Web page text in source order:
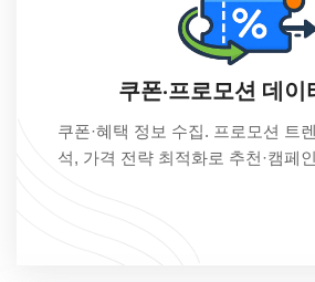
쿠폰·프로모션 데이
쿠폰·혜택 정보 수집. 프로모션 트
석, 가격 전략 최적화로 추천·캠페